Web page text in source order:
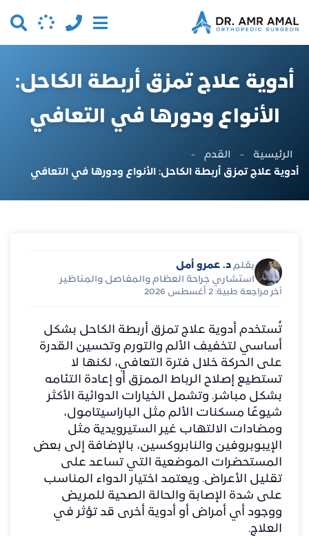
أدوية علاج تمزق أربطة الكاحل:
الأنواع ودورها في التعافي
الرئيسية - القدم
-
أدوية علاج تمزق أربطة الكاحل: الأنواع ودورها في التعافي
بقلم د. عمرو أمل
استشاري جراحة العظام والمفاصل والمناظير
آخر مراجعة طبية: 2 أغسطس 2026
تُستخدم أدوية علاج تمزق أربطة الكاحل بشكل
أساسي لتخفيف الألم والتورم وتحسين القدرة
على الحركة خلال فترة التعافي، لكنها لا
تستطيع إصلاح الرباط الممزق أو إعادة التئامه
بشكل مباشر. وتشمل الخيارات الدوائية الأكثر
شيوعًا مسكنات الألم مثل الباراسيتامول،
ومضادات الالتهاب غير الستيرويدية مثل
الإيبوبروفين والنابروكسين، بالإضافة إلى بعض
المستحضرات الموضعية التي تساعد على
تقليل الأعراض. ويعتمد اختيار الدواء المناسب
على شدة الإصابة والحالة الصحية للمريض
ووجود أي أمراض أو أدوية أخرى قد تؤثر في
العلاج.